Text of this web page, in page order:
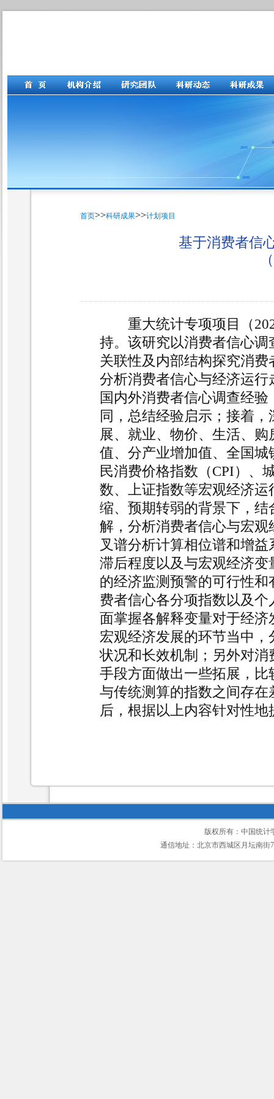
首页>>科研成果>>计划项目
基于消费者信
重大统计专项项目（
持。该研究以消费者信心
关联性及内部结构探究消
分析消费者信心与经济运行
国内外消费者信心调查经
同，总结经验启示；接着
展、就业、 物价、生活、购
值、分产业增加值、全国城
民消费价格指数（CPI）、
数、上证指数等宏观经济
缩、预期转弱的背景下，
解，分析消费者信心与宏
叉谱分析计算相位谱和增益
滞后程度以及与宏观经济变
的经济监测预警的可行性
费者信心各分项指数以及
面掌握各解释变量对于经
宏观经济发展的环节当中
状况和长效机制；另外对消
手段方面做出一些拓展，比
与传统测算的指数之间存
后，根据以上内容针对性
版权所有：中国统计
通信地址：北京市西城区月坛南